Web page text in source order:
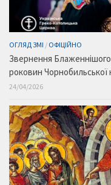
ОГЛЯД ЗМІ / ОФІЦІЙНО
Звернення
роковин
24/04/2026